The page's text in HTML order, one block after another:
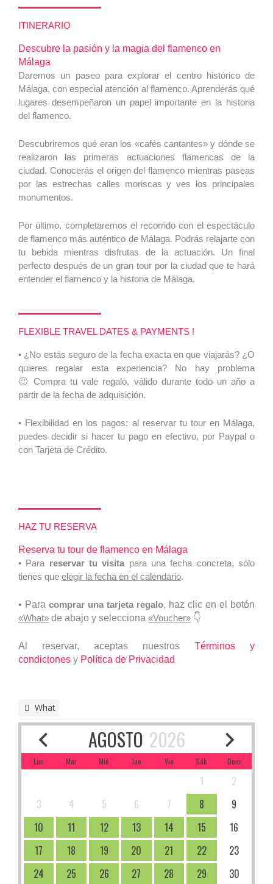
ITINERARIO
Descubre la pasión y la magia del flamenco en
Málaga
Daremos un paseo para explorar el centro histórico de
Málaga, con especial atención al flamenco. Aprenderás qué
lugares desempeñaron un papel importante en la historia
del flamenco.
Descubriremos qué eran los «cafés cantantes» y dónde se
realizaron las primeras actuaciones flamencas de la
ciudad. Conocerás el origen del flamenco mientras paseas
por las estrechas calles moriscas y ves los principales
monumentos.
Por último, completaremos el recorrido con el espectáculo
de flamenco más auténtico de Málaga. Podrás relajarte con
tu bebida mientras disfrutas de la actuación. Un final
perfecto después de un gran tour por la ciudad que te hará
entender el flamenco y la historia de Málaga.
FLEXIBLE TRAVEL DATES & PAYMENTS !
• ¿No estás seguro de la fecha exacta en que viajarás? ¿O
quieres regalar esta experiencia? No hay problema
🙂 Compra tu vale regalo, válido durante todo un año a
partir de la fecha de adquisición.
• Flexibilidad en los pagos: al reservar tu tour en Málaga,
puedes decidir si hacer tu pago en efectivo, por Paypal o
con Tarjeta de Crédito.
HAZ TU RESERVA
Reserva tu tour de flamenco en Málaga
• Para reservar tu visita para una fecha concreta, sólo
tienes que elegir la fecha en el calendario.
• Para comprar una tarjeta regalo, haz clic en el botón
«What» de abajo y selecciona «Voucher» 👇
Al reservar, aceptas nuestros Términos y
condiciones y Política de Privacidad
What
AGOSTO 2026
Lun Mar Mié Jue Vie Sáb Dom
1
2
3
4 5 6 7 8
9
10
11 12 13 14 15
16
17
18 19 20 21 22
23
24
25 26 27 28 29 30